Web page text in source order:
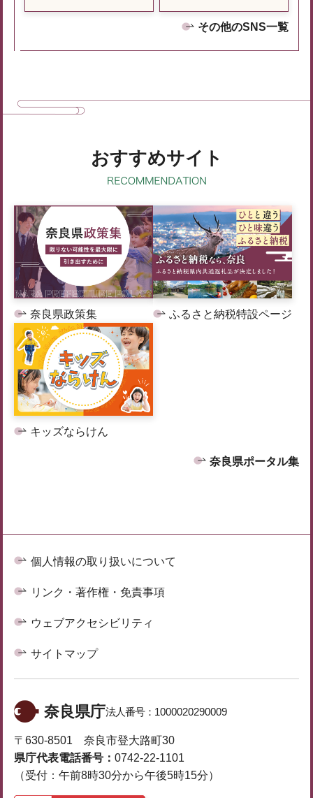
その他のSNS一覧
おすすめサイト
奈良県政策集 ふるさと納税特設ページ
キッズならけん
奈良県ポータル集
個人情報の取り扱いについて
リンク・著作権・免責事項
ウェブアクセシビリティ
サイトマップ
奈良県庁法人番号： 1000020290009
〒630-8501 奈良市登大路町30
県庁代表電話番号： 0742-22-1101
（受付：午前8時30分から午後5時15分）